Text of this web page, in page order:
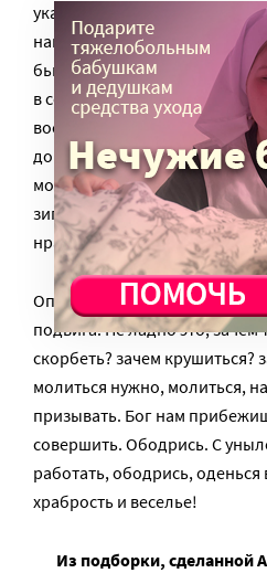
указывая, как бы обращаясь
найдешь более удобным
бьют, невестке намеки дают.
в сей житейской мудрости.
воспитывай не барышень, а
домохозяек, учительниц – не
мозолистыми руками, с
зипунницами, платошницами
нравится это, то пусть идет
Опять у тебя помысл о
подвига. Не ладно это, зачем
скорбеть? зачем крушиться?
молиться нужно, молиться,
призывать. Бог нам
совершить. Ободрись. С
работать, ободрись,
храбрость и веселье!
Из подборки, сделанной